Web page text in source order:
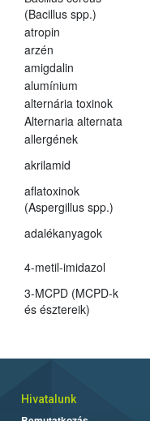
(Bacillus spp.)
atropin
arzén
amigdalin
alumínium
alternária toxinok
Alternaria alternata
allergének
akrilamid
aflatoxinok
(Aspergillus spp.)
adalékanyagok
4-metil-imidazol
3-MCPD (MCPD-k
és észtereik)
Hivatalunk